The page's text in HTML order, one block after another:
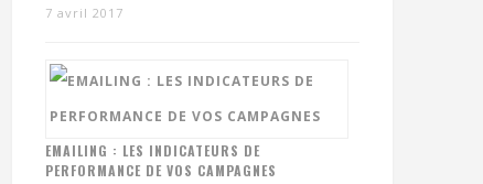
7 avril 2017
EMAILING : LES INDICATEURS DE
PERFORMANCE DE VOS CAMPAGNES